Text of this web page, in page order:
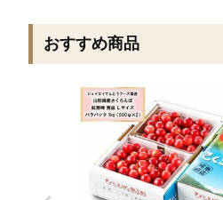
おすすめ商品